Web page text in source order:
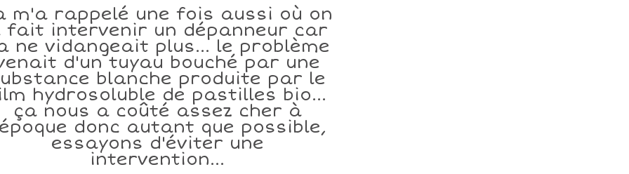
m'a rappelé une fois aussi où on
fait intervenir un dépanneur car
ne vidangeait plus... le problème
d'un tuyau bouché par une
blanche produite par le
hydrosoluble de pastilles bio...
ça nous a coûté assez cher à
donc autant que possible,
essayons d'éviter une
intervention...